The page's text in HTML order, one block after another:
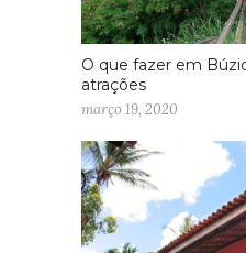
O que fazer em
atrações
março 19, 2020